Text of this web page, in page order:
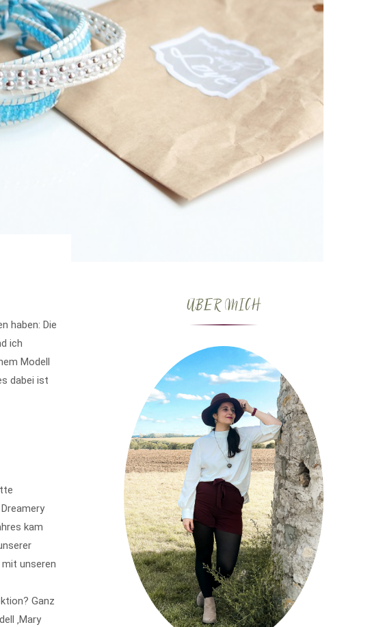
haben: Die
ich
Modell
dabei ist
kam
mit unseren
Ganz
‚Mary
ÜBER MICH